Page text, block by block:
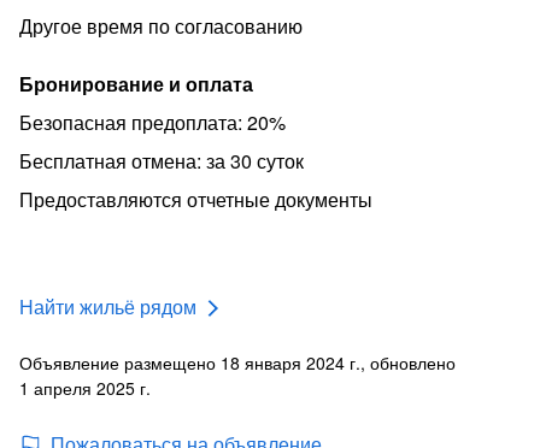
Другое время по согласованию
Бронирование и оплата
Безопасная предоплата: 20%
Бесплатная отмена: за 30 суток
Предоставляются отчетные документы
Найти жильё рядом
Объявление размещено 18 января 2024 г., обновлено
1 апреля 2025 г.